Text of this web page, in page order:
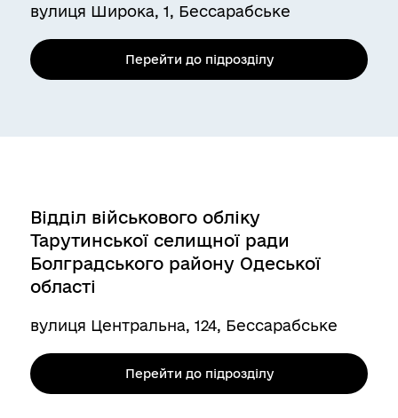
вулиця Широка, 1, Бессарабське
Перейти до підрозділу
Відділ військового обліку
Тарутинської селищної ради
Болградського району Одеської
області
вулиця Центральна, 124, Бессарабське
Перейти до підрозділу